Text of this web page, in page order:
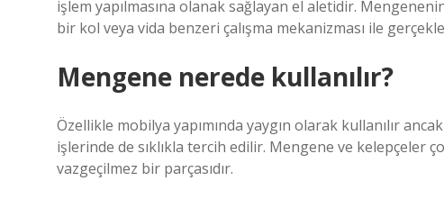
işlem yapılmasına olanak sağlayan el aletidir.
bir kol veya vida benzeri çalışma mekanizması ile
Mengene nerede kullanılır?
Özellikle mobilya yapımında yaygın olarak kullanılır
işlerinde de sıklıkla tercih edilir. Mengene ve kelepçeler
vazgeçilmez bir parçasıdır.